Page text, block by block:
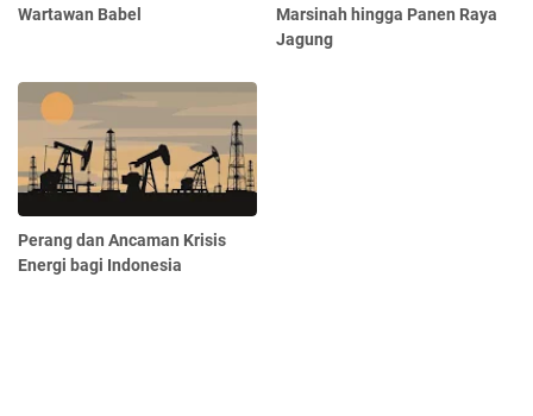
Wartawan Babel
Marsinah hingga Panen Raya
Jagung
Perang dan Ancaman Krisis
Energi bagi Indonesia